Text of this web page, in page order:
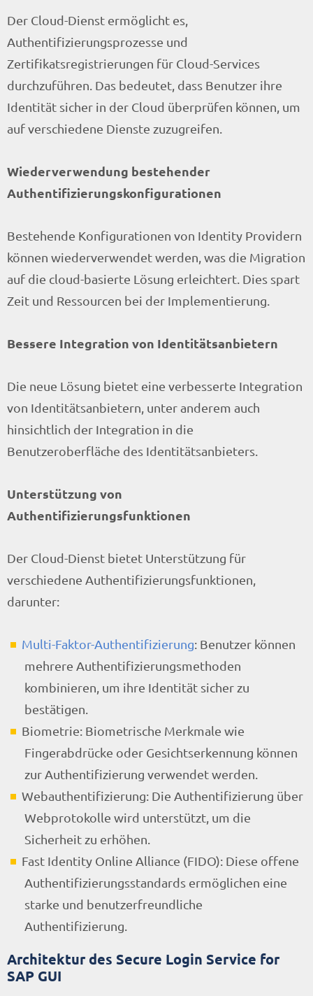
Der Cloud-Dienst ermöglicht es,
Authentifizierungsprozesse und
Zertifikatsregistrierungen für Cloud-Services
durchzuführen. Das bedeutet, dass Benutzer ihre
Identität sicher in der Cloud überprüfen können, um
auf verschiedene Dienste zuzugreifen.
Wiederverwendung bestehender
Authentifizierungskonfigurationen
Bestehende Konfigurationen von Identity Providern
können wiederverwendet werden, was die Migration
auf die cloud-basierte Lösung erleichtert. Dies spart
Zeit und Ressourcen bei der Implementierung.
Bessere Integration von Identitätsanbietern
Die neue Lösung bietet eine verbesserte Integration
von Identitätsanbietern, unter anderem auch
hinsichtlich der Integration in die
Benutzeroberfläche des Identitätsanbieters.
Unterstützung von
Authentifizierungsfunktionen
Der Cloud-Dienst bietet Unterstützung für
verschiedene Authentifizierungsfunktionen,
darunter:
Multi-Faktor-Authentifizierung: Benutzer können
mehrere Authentifizierungsmethoden
kombinieren, um ihre Identität sicher zu
bestätigen.
Biometrie: Biometrische Merkmale wie
Fingerabdrücke oder Gesichtserkennung können
zur Authentifizierung verwendet werden.
Webauthentifizierung: Die Authentifizierung über
Webprotokolle wird unterstützt, um die
Sicherheit zu erhöhen.
Fast Identity Online Alliance (FIDO): Diese offene
Authentifizierungsstandards ermöglichen eine
starke und benutzerfreundliche
Authentifizierung.
Architektur des Secure Login Service for
SAP GUI